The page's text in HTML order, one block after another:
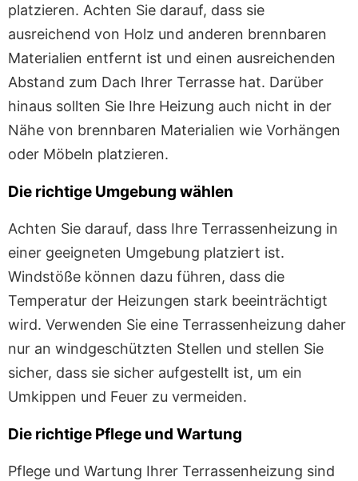
platzieren. Achten Sie darauf, dass sie
ausreichend von Holz und anderen brennbaren
Materialien entfernt ist und einen ausreichenden
Abstand zum Dach Ihrer Terrasse hat. Darüber
hinaus sollten Sie Ihre Heizung auch nicht in der
Nähe von brennbaren Materialien wie Vorhängen
oder Möbeln platzieren.
Die richtige Umgebung wählen
Achten Sie darauf, dass Ihre Terrassenheizung in
einer geeigneten Umgebung platziert ist.
Windstöße können dazu führen, dass die
Temperatur der Heizungen stark beeinträchtigt
wird. Verwenden Sie eine Terrassenheizung daher
nur an windgeschützten Stellen und stellen Sie
sicher, dass sie sicher aufgestellt ist, um ein
Umkippen und Feuer zu vermeiden.
Die richtige Pflege und Wartung
Pflege und Wartung Ihrer Terrassenheizung sind